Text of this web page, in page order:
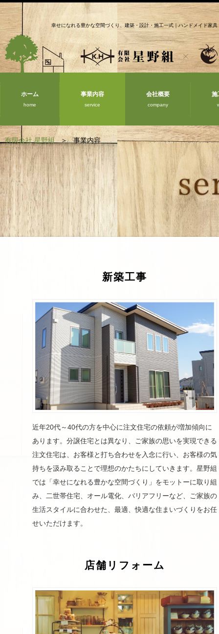
幸せになれる豊かな空間づくり、建築・設計・施工一式｜ハンドメイド家
ホーム
home
事業内容
service
会社概要
company
施
有限会社 星野組 事業内容
新築工事
近年20代～40代の方を中心に注文住宅の依頼が増加傾向に
あります。分譲住宅とは異なり、ご家族の思いを実現できる
注文住宅は、お客様と打ち合わせを入念に行い、お客様の気
持ちを汲み取ることで理想のかたちにしていきます。星野組
では「幸せになれる豊かな空間づくり」をモットーに取り組
み、二世帯住宅、オール電化、バリアフリーなど、ご家族の
生活スタイルに合わせた、最適、快適な住まいづくりをお任
せいただけます。
店舗リフォーム